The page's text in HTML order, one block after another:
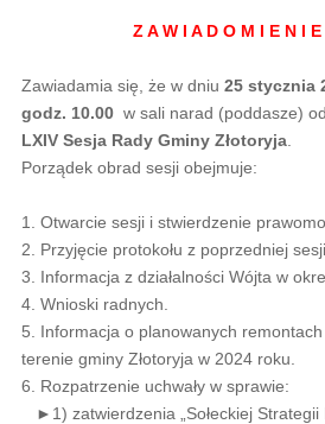
Z A W I A D O M I E N I E
Zawiadamia się, że w dniu 25 stycznia
godz. 10.00 w sali narad (poddasze)
LXIV Sesja Rady Gminy Złotoryja.
Porządek obrad sesji obejmuje:
1. Otwarcie sesji i stwierdzenie
2. Przyjęcie protokołu z poprzedniej sesji.
3. Informacja z działalności Wójta w
4. Wnioski radnych.
5. Informacja o planowanych
terenie gminy Złotoryja w 2024 roku.
6. Rozpatrzenie uchwały w sprawie:
►1) zatwierdzenia „Sołeckiej Strategii